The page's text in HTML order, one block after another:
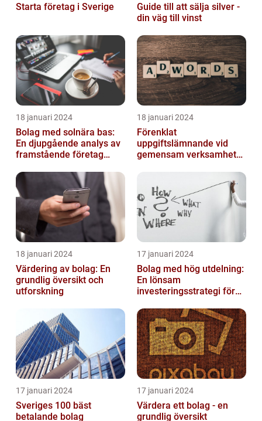
Starta företag i Sverige
Guide till att sälja silver -
din väg till vinst
18 januari 2024
Bolag med solnära bas:
En djupgående analys av
framstående företag
18 januari 2024
Förenklat
uppgiftslämnande vid
gemensam verksamhet
18 januari 2024
Värdering av bolag: En
grundlig översikt och
utforskning
17 januari 2024
Bolag med hög utdelning:
En lönsam
investeringsstrategi för
17 januari 2024
Sveriges 100 bäst
betalande bolag
17 januari 2024
Värdera ett bolag - en
grundlig översikt